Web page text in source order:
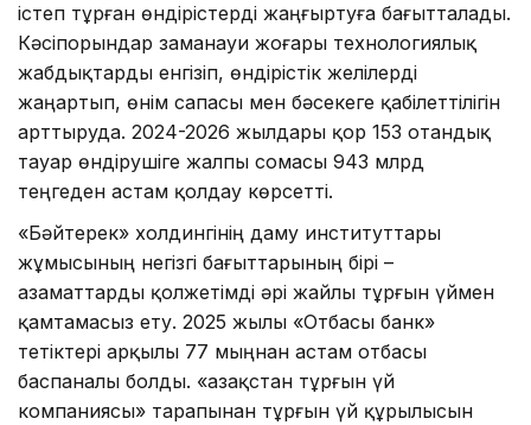
істеп тұрған өндірістерді жаңғыртуға бағытталады.
Кәсіпорындар заманауи жоғары технологиялық
жабдықтарды енгізіп, өндірістік желілерді
жаңартып, өнім сапасы мен бәсекеге қабілеттілігін
арттыруда. 2024-2026 жылдары қор 153 отандық
тауар өндірушіге жалпы сомасы 943 млрд
теңгеден астам қолдау көрсетті.
«Бәйтерек» холдингінің даму институттары
жұмысының негізгі бағыттарының бірі –
азаматтарды қолжетімді әрі жайлы тұрғын үймен
қамтамасыз ету. 2025 жылы «Отбасы банк»
тетіктері арқылы 77 мыңнан астам отбасы
баспаналы болды. «Қазақстан тұрғын үй
компаниясы» тарапынан тұрғын үй құрылысын